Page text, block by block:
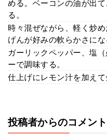
める。ベーコンの油が出
る。
時々混ぜながら、軽く炒
げんが好みの軟らかさに
ガーリックペッパー、塩
ーで調味する。
仕上げにレモン汁を加え
投稿者からのコメント